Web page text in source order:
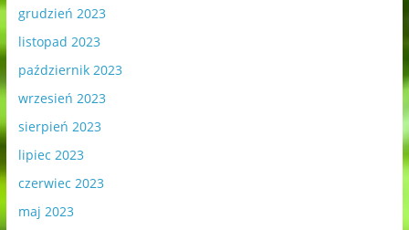
grudzień 2023
listopad 2023
październik 2023
wrzesień 2023
sierpień 2023
lipiec 2023
czerwiec 2023
maj 2023